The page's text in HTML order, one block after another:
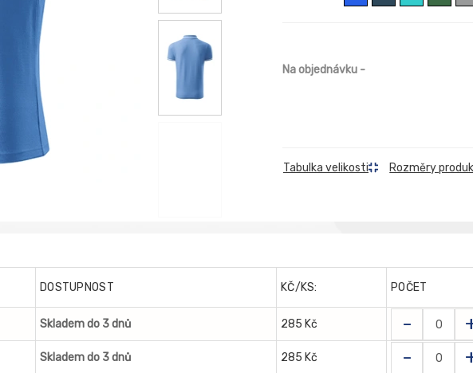
Na objednávku -
Tabulka velikosti Rozměry
DOSTUPNOST KČ/KS: POČET
Skladem do 3 dnů 285 Kč -
Skladem do 3 dnů 285 Kč -